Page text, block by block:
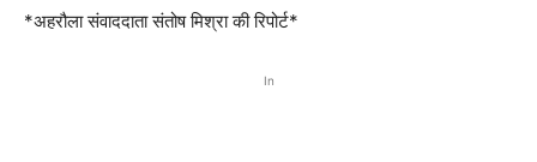
*अहरौला संवाददाता संतोष मिश्रा की रिपोर्ट*
In